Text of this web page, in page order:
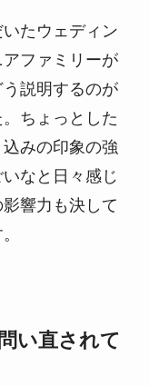
たウェディン
ファミリーが
説明するのが
ちょっとした
みの印象の強
なと日々感じ
響力も決して
い直されて